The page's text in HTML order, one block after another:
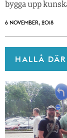
bygga upp
6 NOVEMBER, 2018
HALLÅ